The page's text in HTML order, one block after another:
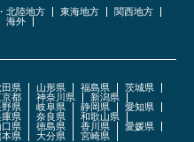
北陸地方 東海地方
関西地方
海外
田県 山形県 福島県
茨城県
京都 神奈川県
新潟県
野県 岐阜県 静岡県
愛知県
庫県 奈良県
和歌山県
口県 徳島県 香川県
愛媛県
本県 大分県
宮崎県